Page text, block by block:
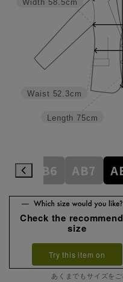
Length 75cm
Waist 52.3cm
Width 58.5cm
AB6 AB7
Check the
size
Try this item on
あくまでもサイズを